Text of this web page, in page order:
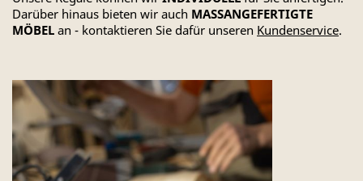
Darüber hinaus bieten wir auch MASSANGEFERTIGTE
MÖBEL an - kontaktieren Sie dafür unseren Kundenservice.